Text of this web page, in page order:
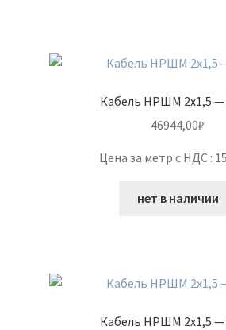
Кабель НРШМ 2х1,5 —
46944,00₽
Цена за метр с НДС :
нет в наличии
Кабель НРШМ 2х1,5 —